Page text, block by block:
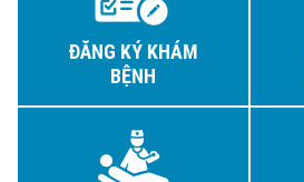
ĐĂNG KÝ KHÁM
BỆNH